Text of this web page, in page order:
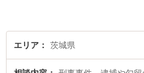
エリア 茨城県